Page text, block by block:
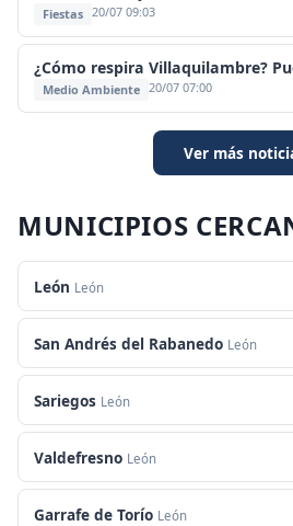
Fiestas 20/07 09:03
¿Cómo respira Villaquilambre?
Medio Ambiente 20/07 07:00
Ver más
MUNICIPIOS
León León
San Andrés del Rabanedo León
Sariegos León
Valdefresno León
Garrafe de Torío León